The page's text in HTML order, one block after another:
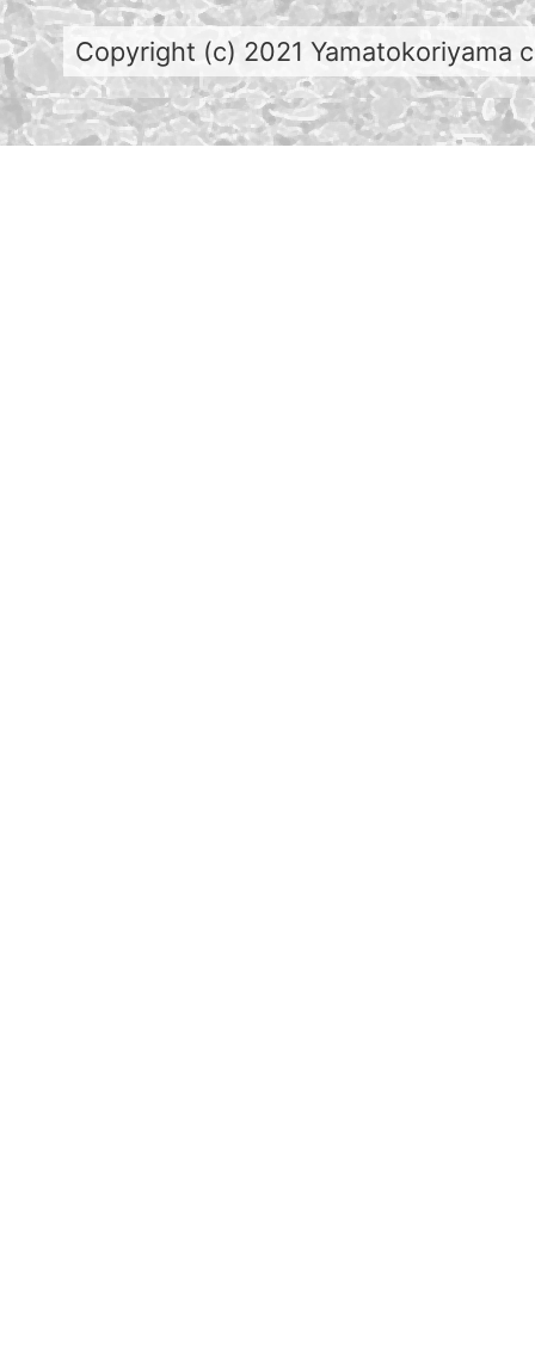
Copyright (c) 2021 Yamatokoriyama